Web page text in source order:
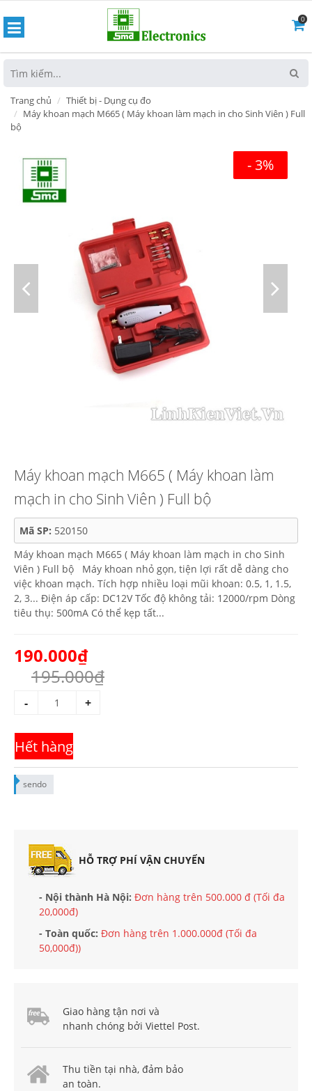
0
Trang chủ
Thiết bị - Dụng cụ đo
Máy khoan mạch M665 ( Máy khoan làm mạch in cho Sinh Viên ) Full
bộ
- 3%
Máy khoan mạch M665 ( Máy khoan làm
mạch in cho Sinh Viên ) Full bộ
Mã SP: 520150
Máy khoan mạch M665 ( Máy khoan làm mạch in cho Sinh
Viên ) Full bộ Máy khoan nhỏ gọn, tiện lợi rất dễ dàng cho
việc khoan mạch. Tích hợp nhiều loại mũi khoan: 0.5, 1, 1.5,
2, 3... Điện áp cấp: DC12V Tốc độ không tải: 12000/rpm Dòng
tiêu thụ: 500mA Có thể kẹp tất...
190.000₫
195.000₫
- +
Hết hàng
sendo
HỖ TRỢ PHÍ VẬN CHUYỂN
- Nội thành Hà Nội: Đơn hàng trên 500.000 đ (Tối đa
20,000đ)
- Toàn quốc: Đơn hàng trên 1.000.000đ (Tối đa
50,000đ))
Giao hàng tận nơi và
nhanh chóng bởi Viettel Post.
Thu tiền tại nhà, đảm bảo
an toàn.